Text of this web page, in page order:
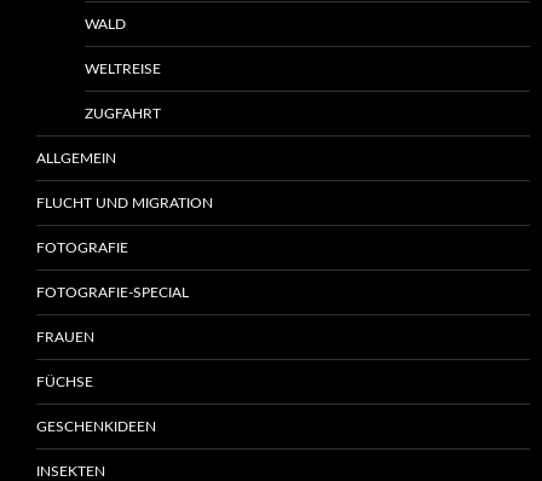
WALD
WELTREISE
ZUGFAHRT
ALLGEMEIN
FLUCHT UND MIGRATION
FOTOGRAFIE
FOTOGRAFIE-SPECIAL
FRAUEN
FÜCHSE
GESCHENKIDEEN
INSEKTEN